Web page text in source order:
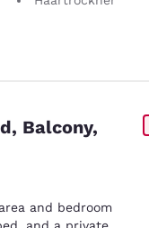
Balcony,
and bedroom